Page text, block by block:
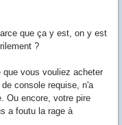
que ça y est, on y est
?
que vous vouliez acheter
console requise, n'a
Ou encore, votre pire
a foutu la rage à